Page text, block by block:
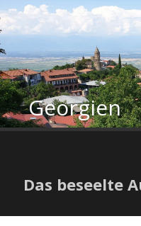
Zum
Inhalt
springen
Georgien
Das beseelte